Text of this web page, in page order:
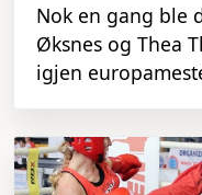
Nok en gang ble
Øksnes og Thea
igjen